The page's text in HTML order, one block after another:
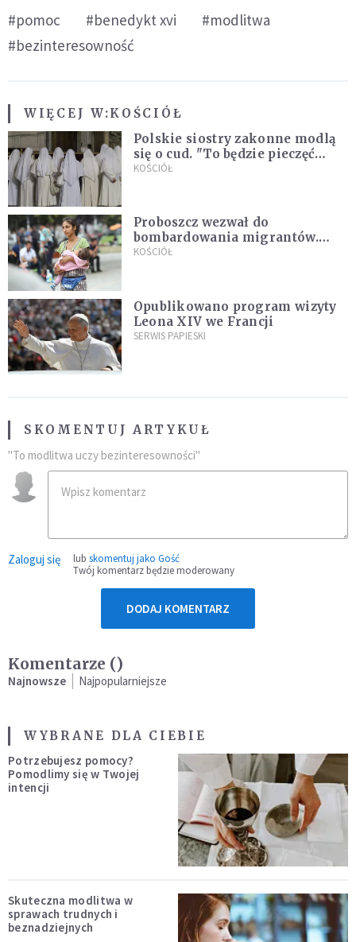
#pomoc #benedykt xvi
#modlitwa
#bezinteresowność
WIĘCEJ W:KOŚCIÓŁ
Polskie siostry zakonne modlą
się o cud. "To będzie pieczęć
Pana Boga dla naszej wiary"
KOŚCIÓŁ
Proboszcz wezwał do
bombardowania migrantów.
"Masowy ogień przeciwko
KOŚCIÓŁ
Opublikowano program wizyty
Leona XIV we Francji
SERWIS PAPIESKI
SKOMENTUJ ARTYKUŁ
"To modlitwa uczy bezinteresowności"
Zaloguj się lub skomentuj jako Gość
Twój komentarz będzie moderowany
DODAJ KOMENTARZ
Komentarze ()
Najnowsze Najpopularniejsze
WYBRANE DLA CIEBIE
Potrzebujesz pomocy?
Pomodlimy się w Twojej
intencji
Skuteczna modlitwa w
sprawach trudnych i
beznadziejnych